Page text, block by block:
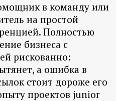
в команду или
на простой
Полностью
бизнеса с
рискованно:
а ошибка в
стоит дороже его
проектов junior